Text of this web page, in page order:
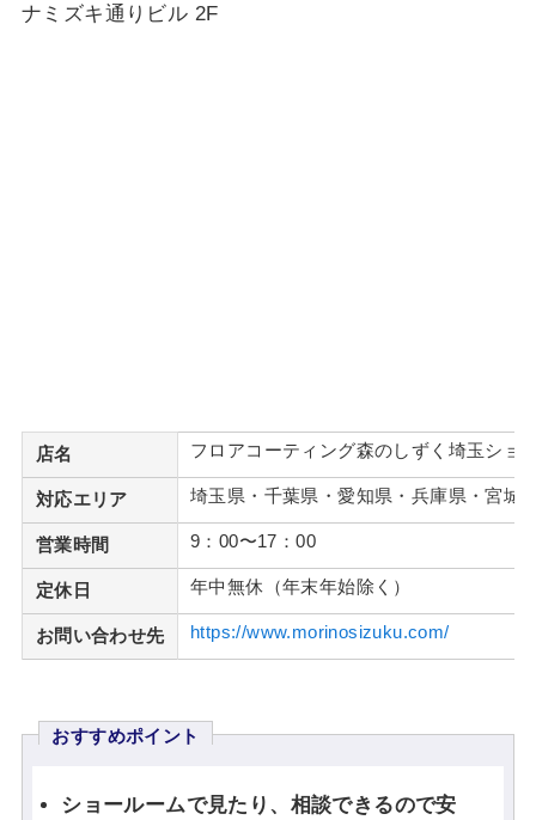
ナミズキ通りビル 2F
店名 フロアコーティング森のしずく埼玉ショ
対応エリア 埼玉県・千葉県・愛知県・兵庫県・宮城
営業時間 9：00〜17：00
定休日 年中無休（年末年始除く）
お問い合わせ先 https://www.morinosizuku.com/
おすすめポイント
ショールームで見たり、相談できるので安